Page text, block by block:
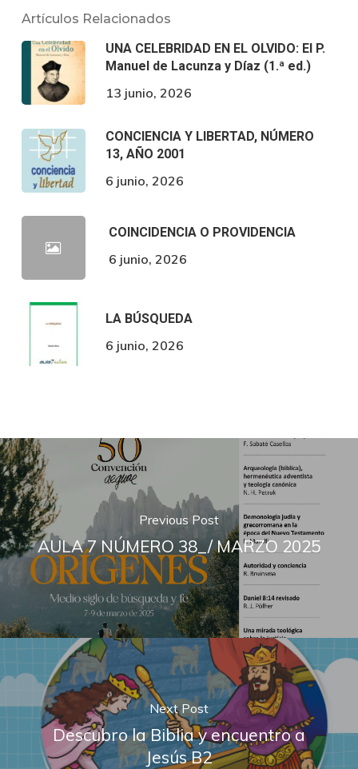
Artículos Relacionados
UNA CELEBRIDAD EN EL OLVIDO: El P.
Manuel de Lacunza y Díaz (1.ª ed.)
13 junio, 2026
CONCIENCIA Y LIBERTAD, NÚMERO
13, AÑO 2001
6 junio, 2026
COINCIDENCIA O PROVIDENCIA
6 junio, 2026
LA BÚSQUEDA
6 junio, 2026
Previous Post
AULA 7 NÚMERO 38_/ MARZO 2025
Next Post
Descubro la Biblia y encuentro a
Jesús B2